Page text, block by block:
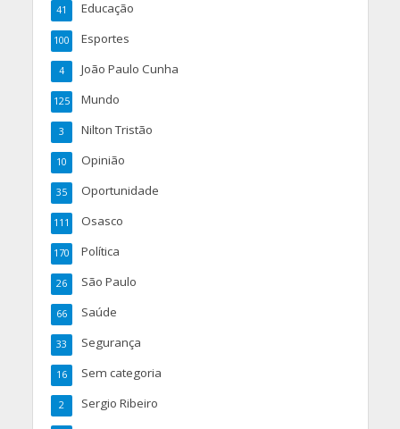
Educação
41
Esportes
100
João Paulo Cunha
4
Mundo
125
Nilton Tristão
3
Opinião
10
Oportunidade
35
Osasco
111
Política
170
São Paulo
26
Saúde
66
Segurança
33
Sem categoria
16
Sergio Ribeiro
2